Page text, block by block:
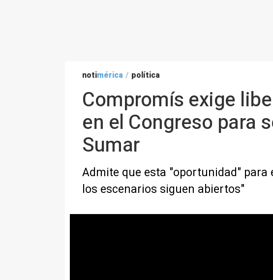
notimérica / política
Compromís exige
en el Congreso para
Sumar
Admite que esta "oportunidad"
los escenarios siguen abiertos"